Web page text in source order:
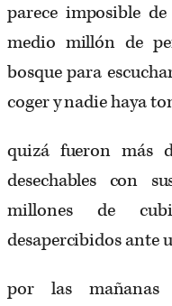
parece imposible
medio millón de
bosque para
coger y nadie haya
quizá fueron más
desechables con
millones de
desapercibidos ante
por las